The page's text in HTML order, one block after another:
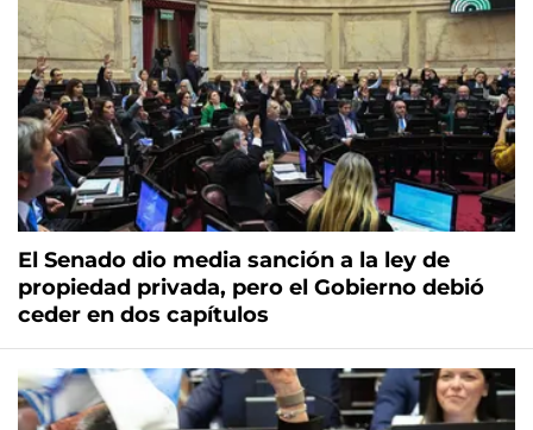
El Senado dio media sanción a la ley de
propiedad privada, pero el Gobierno debió
ceder en dos capítulos